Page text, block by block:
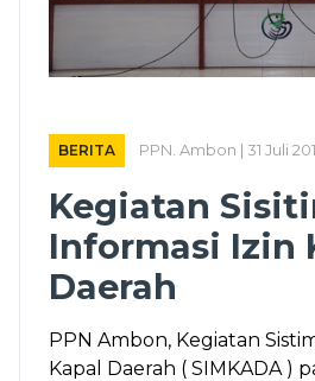
BERITA PPN. Ambon | 31 Juli
Kegiatan
Informasi Izin
Daerah
PPN Ambon, Kegiatan
Kapal Daerah ( SIMKADA )